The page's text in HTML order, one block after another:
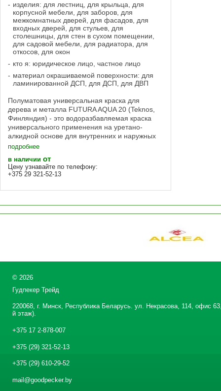
изделия: для лестниц, для крыльца, для
корпусной мебели, для заборов, для
межкомнатных дверей, для фасадов, для
входных дверей, для стульев, для
столешницы, для стен в сухом помещении,
для садовой мебели, для радиатора, для
откосов, для окон
кто я: юридическое лицо, частное лицо
материал окрашиваемой поверхности: для
ламинированной ДСП, для ДСП, для ДВП
Полуматовая универсальная краска для
дерева и металла FUTURA AQUA 20 (Teknos,
Финляндия) - это водоразбавляемая краска
универсального применения на уретано-
алкидной основе для внутренних и наружных
работ. Отделка: полуматовая. Внутри
подробнее
в наличии от
Цену узнавайте по телефону:
+375 29 321-52-13
© 2026
Гудпекер Трейд
220068, г. Минск, Республика Беларусь. ул. Некрасова, 114, офис
й этаж).
+375 17 2-878-007
+375 (29) 321-52-13
+375 (29) 610-29-52
mail@goodpecker.by